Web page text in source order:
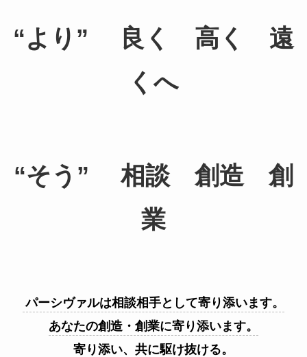
“より” 良く 高く 遠
くへ
“そう” 相談 創造 創
業
パーシヴァルは相談相手として寄り添います。
あなたの創造・創業に寄り添います。
寄り添い、共に駆け抜ける。